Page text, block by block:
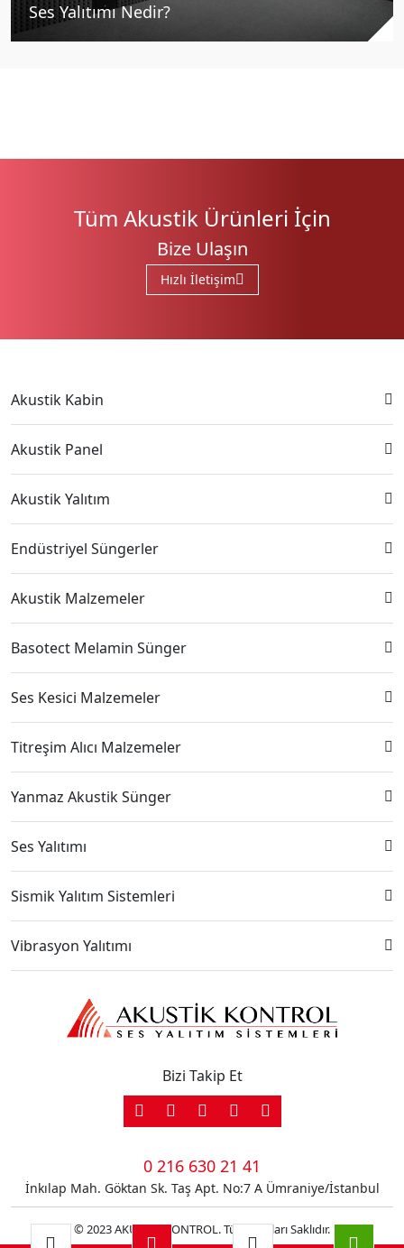
Ses Yalıtımı Nedir?
Tüm Akustik Ürünleri İçin
Bize Ulaşın
Hızlı İletişim
Akustik Kabin
Akustik Panel
Akustik Yalıtım
Endüstriyel Süngerler
Akustik Malzemeler
Basotect Melamin Sünger
Ses Kesici Malzemeler
Titreşim Alıcı Malzemeler
Yanmaz Akustik Sünger
Ses Yalıtımı
Sismik Yalıtım Sistemleri
Vibrasyon Yalıtımı
Bizi Takip Et
0 216 630 21 41
İnkılap Mah. Göktan Sk. Taş Apt. No:7 A Ümraniye/İstanbul
© 2023 AKUSTİK KONTROL. Tüm Hakları Saklıdır.